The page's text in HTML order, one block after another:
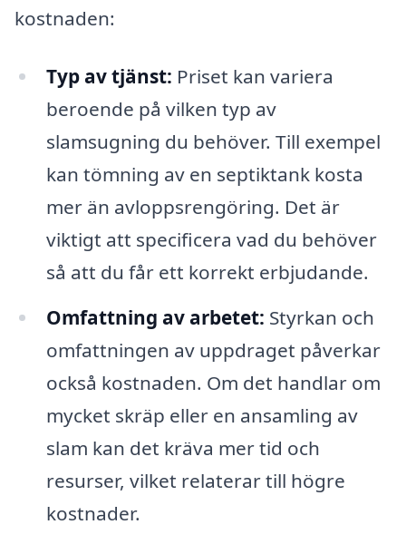
kostnaden:
Typ av tjänst: Priset kan variera
beroende på vilken typ av
slamsugning du behöver. Till exempel
kan tömning av en septiktank kosta
mer än avloppsrengöring. Det är
viktigt att specificera vad du behöver
så att du får ett korrekt erbjudande.
Omfattning av arbetet: Styrkan och
omfattningen av uppdraget påverkar
också kostnaden. Om det handlar om
mycket skräp eller en ansamling av
slam kan det kräva mer tid och
resurser, vilket relaterar till högre
kostnader.